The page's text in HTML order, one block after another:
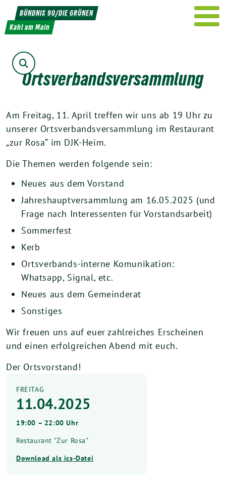
Weiter
zum
Inhalt
BÜNDNIS 90/DIE GRÜNEN
Kahl am Main
Suche
Ortsverbandsversammlung
Am Freitag, 11. April treffen wir uns ab 19 Uhr zu
unserer Ortsverbandsversammlung im Restaurant
„zur Rosa“ im DJK-Heim.
Die Themen werden folgende sein:
Neues aus dem Vorstand
Jahreshauptversammlung am 16.05.2025 (und
Frage nach Interessenten für Vorstandsarbeit)
Sommerfest
Kerb
Ortsverbands-interne Komunikation:
Whatsapp, Signal, etc.
Neues aus dem Gemeinderat
Sonstiges
Wir freuen uns auf euer zahlreiches Erscheinen
und einen erfolgreichen Abend mit euch.
Der Ortsvorstand!
FREITAG
11.04.2025
19:00 – 22:00 Uhr
Restaurant "Zur Rosa"
Download als ics-Datei